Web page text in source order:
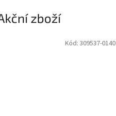
zboží
Kód: 309537-0140